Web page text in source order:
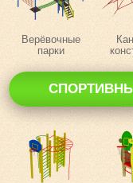
Верёвочные
парки